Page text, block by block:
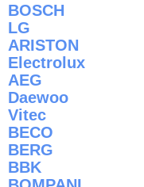
BOSCH
LG
ARISTON
Electrolux
AEG
Daewoo
Vitec
BECO
BERG
BBK